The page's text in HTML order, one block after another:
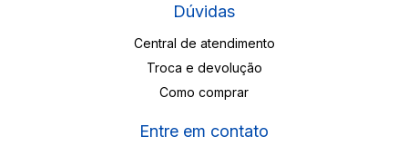
Dúvidas
Central de atendimento
Troca e devolução
Como comprar
Entre em contato